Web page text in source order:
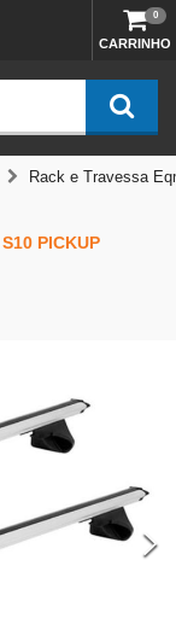
CARRINHO
0
Rack e Travessa
PICKUP